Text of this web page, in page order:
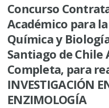
Concurso
Académico para
Química y
Santiago de Chile
Completa, para
INVESTIGACIÓN
ENZIMOLOGÍA